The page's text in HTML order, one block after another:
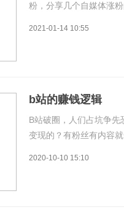
粉，分享几个自媒体涨
划，一定要做好定位，
内容。比如你是想吸引
2021-01-14 10:55
b站的赚钱逻辑
B站破圈，人们占坑争
变现的？有粉丝有内容
究竟。300万粉up主年
但在致力于让up主赚到
2020-10-10 15:10